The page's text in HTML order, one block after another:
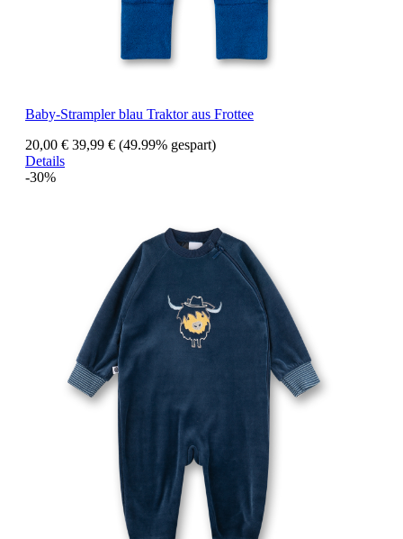
Baby-Strampler blau Traktor aus Frottee
20,00 € 39,99 € (49.99% gespart)
Details
-30%